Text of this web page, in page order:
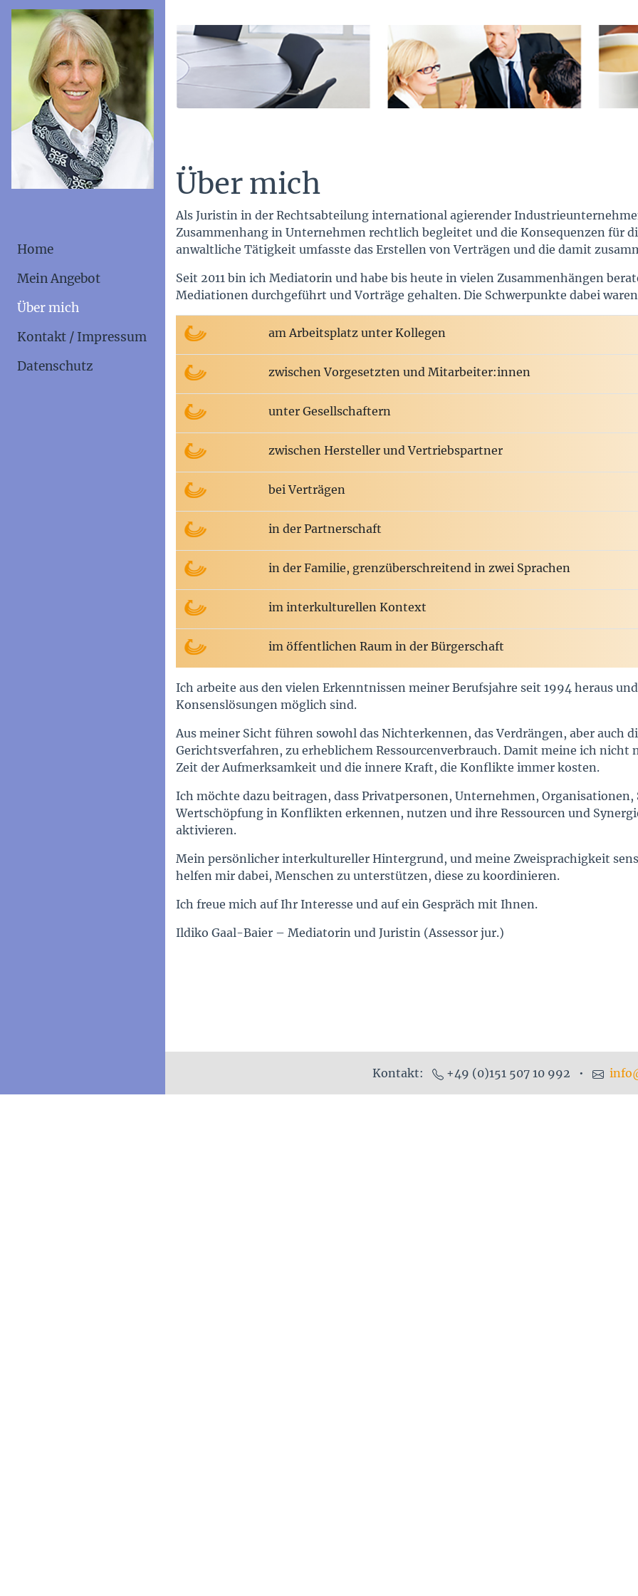
Home
Mein Angebot
Über mich
Kontakt / Impressum
Datenschutz
Über mich
Als Juristin in der Rechtsabteilung international agierender
Zusammenhang in Unternehmen rechtlich begleitet und die Konsequenzen für
anwaltliche Tätigkeit umfasste das Erstellen von Verträgen und die damit
Seit 2011 bin ich Mediatorin und habe bis heute in vielen Zusammenhängen
Mediationen durchgeführt und Vorträge gehalten. Die Schwerpunkte dabei
am Arbeitsplatz unter Kollegen
zwischen Vorgesetzten und Mitarbeiter:innen
unter Gesellschaftern
zwischen Hersteller und Vertriebspartner
bei Verträgen
in der Partnerschaft
in der Familie, grenzüberschreitend in zwei Sprachen
im interkulturellen Kontext
im öffentlichen Raum in der Bürgerschaft
Ich arbeite aus den vielen Erkenntnissen meiner Berufsjahre seit 1994 heraus
Konsenslösungen möglich sind.
Aus meiner Sicht führen sowohl das Nichterkennen, das Verdrängen, aber auch
Gerichtsverfahren, zu erheblichem Ressourcenverbrauch. Damit meine ich
Zeit der Aufmerksamkeit und die innere Kraft, die Konflikte immer kosten.
Ich möchte dazu beitragen, dass Privatpersonen, Unternehmen,
Wertschöpfung in Konflikten erkennen, nutzen und ihre Ressourcen und
aktivieren.
Mein persönlicher interkultureller Hintergrund, und meine Zweisprachigkeit
helfen mir dabei, Menschen zu unterstützen, diese zu koordinieren.
Ich freue mich auf Ihr Interesse und auf ein Gespräch mit Ihnen.
Ildiko Gaal-Baier – Mediatorin und Juristin (Assessor jur.)
Kontakt: +49 (0)151 507 10 992 •